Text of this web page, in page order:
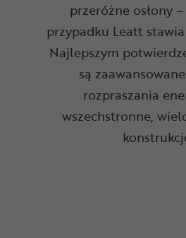
przeróżne osłony
przypadku Leatt
Najlepszym
są
rozpraszania
wszechstronne,